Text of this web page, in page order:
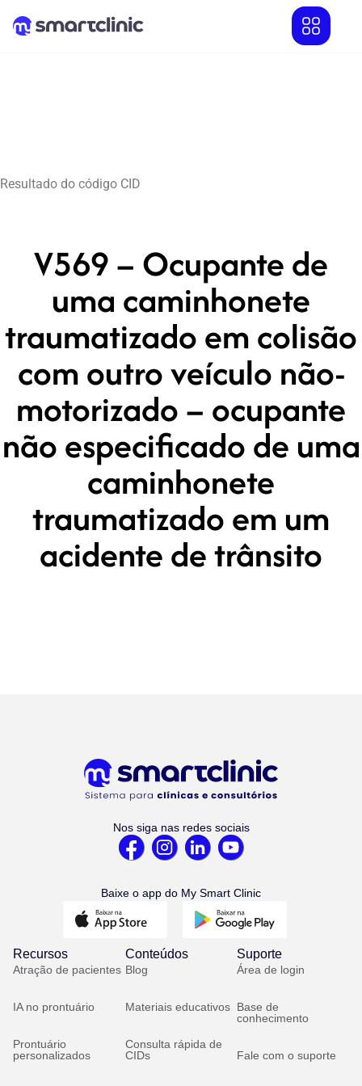
Resultado do código CID
V569 – Ocupante de
uma caminhonete
traumatizado em colisão
com outro veículo não-
motorizado – ocupante
não especificado de uma
caminhonete
traumatizado em um
acidente de trânsito
Nos siga nas redes sociais
Baixe o app do My Smart Clinic
Recursos
Atração de pacientes
IA no prontuário
Prontuário
personalizados
Conteúdos
Blog
Materiais educativos
Consulta rápida de
CIDs
Suporte
Área de login
Base de
conhecimento
Fale com o suporte